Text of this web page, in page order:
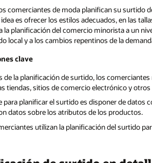
comerciantes de moda planifican su surtido
es ofrecer los estilos adecuados, en las
la planificación del comercio minorista a un
local y a los cambios repentinos de la
clave
de la planificación de surtido, los
tiendas, sitios de comercio electrónico y otros
para planificar el surtido es disponer de
datos sobre los atributos de los productos.
utilizan la planificación del surtido